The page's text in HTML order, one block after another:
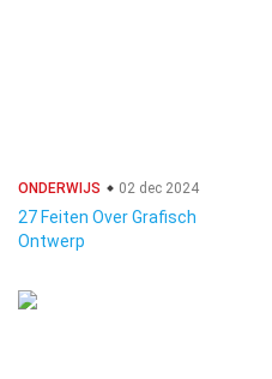
ONDERWIJS 02 dec 2024
27 Feiten Over Grafisch
Ontwerp